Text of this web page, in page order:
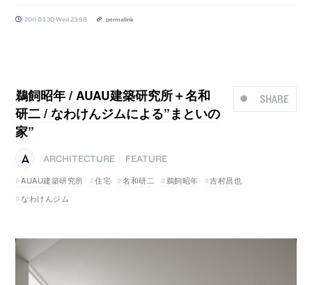
2011.03.30 Wed 23:58 permalink
SHARE
鵜飼昭年 / AUAU建築研究所＋名和
研二 / なわけんジムによる”まといの
家”
ARCHITECTURE
FEATURE
AUAU建築研究所
住宅 名和研二 鵜飼昭年
吉村昌也
なわけんジム